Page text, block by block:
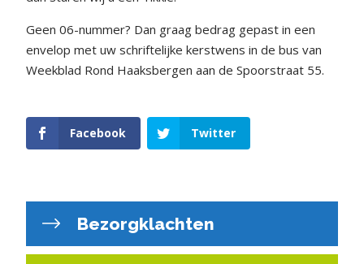
Geen 06-nummer? Dan graag bedrag gepast in een
envelop met uw schriftelijke kerstwens in de bus van
Weekblad Rond Haaksbergen aan de Spoorstraat 55.
Facebook Twitter
Bezorgklachten